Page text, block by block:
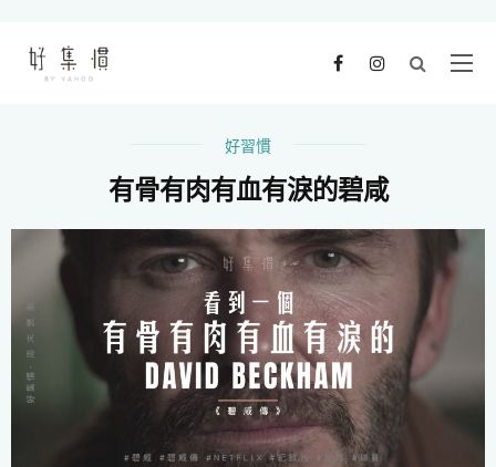
好習慣
有骨有肉有血有淚的碧咸